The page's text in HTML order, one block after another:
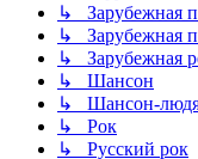
↳ Зарубежная
↳ Зарубежная
↳ Зарубежная
↳ Шансон
↳ Шансон-
↳ Рок
↳ Русский рок